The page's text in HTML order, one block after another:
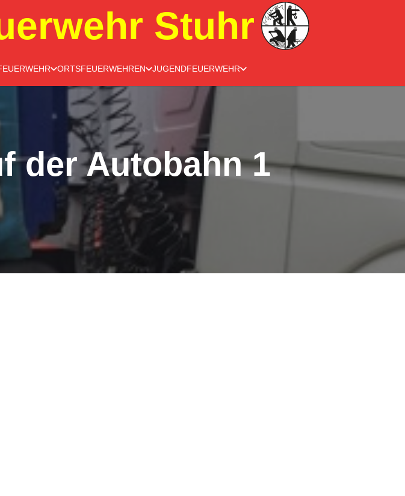
Stuhr
ORTSFEUERWEHREN JUGENDFEUERWEHR
der Autobahn 1